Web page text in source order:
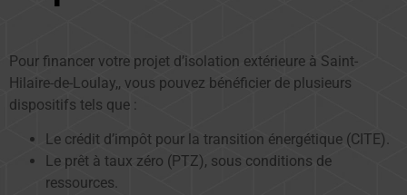
Pour financer votre projet d’isolation extérieure à Saint-
Hilaire-de-Loulay,, vous pouvez bénéficier de plusieurs
dispositifs tels que :
Le crédit d’impôt pour la transition énergétique (CITE).
Le prêt à taux zéro (PTZ), sous conditions de
ressources.